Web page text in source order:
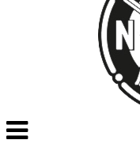
Veksle
navigasjon